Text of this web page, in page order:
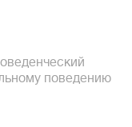
поведению